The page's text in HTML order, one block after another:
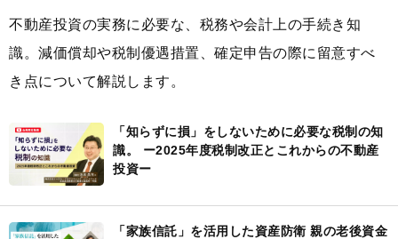
不動産投資の実務に必要な、税務や会計上の手続き知
識。減価償却や税制優遇措置、確定申告の際に留意すべ
き点について解説します。
「知らずに損」をしないために必要な税制の知
識。 ー2025年度税制改正とこれからの不動産
投資ー
「家族信託」を活用した資産防衛 親の老後資金